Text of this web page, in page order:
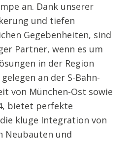
an. Dank unserer
und tiefen
Gegebenheiten, sind
Partner, wenn es um
in der Region
an der S-Bahn-
von München-Ost sowie
bietet perfekte
kluge Integration von
Neubauten und